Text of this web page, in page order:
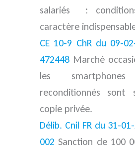
salariés :
caractère
CE 10-9 ChR du 09-
472448 Marché
les
reconditionnés
copie privée.
Délib. Cnil FR du 31-
002 Sanction de 100